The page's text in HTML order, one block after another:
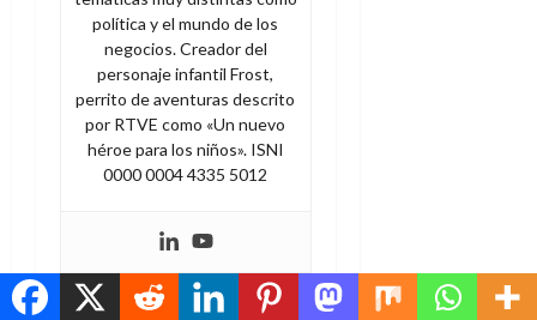
política y el mundo de los
negocios. Creador del
personaje infantil Frost,
perrito de aventuras descrito
por RTVE como «Un nuevo
héroe para los niños». ISNI
0000 0004 4335 5012
Tags:
Chip Zdarsky